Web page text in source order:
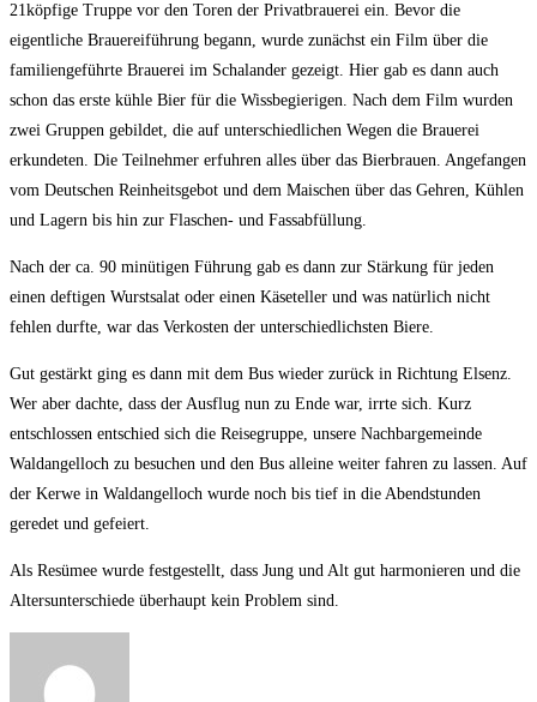
21köpfige Truppe vor den Toren der Privatbrauerei ein. Bevor die
eigentliche Brauereiführung begann, wurde zunächst ein Film über die
familiengeführte Brauerei im Schalander gezeigt. Hier gab es dann auch
schon das erste kühle Bier für die Wissbegierigen. Nach dem Film wurden
zwei Gruppen gebildet, die auf unterschiedlichen Wegen die Brauerei
erkundeten. Die Teilnehmer erfuhren alles über das Bierbrauen. Angefangen
vom Deutschen Reinheitsgebot und dem Maischen über das Gehren, Kühlen
und Lagern bis hin zur Flaschen- und Fassabfüllung.
Nach der ca. 90 minütigen Führung gab es dann zur Stärkung für jeden
einen deftigen Wurstsalat oder einen Käseteller und was natürlich nicht
fehlen durfte, war das Verkosten der unterschiedlichsten Biere.
Gut gestärkt ging es dann mit dem Bus wieder zurück in Richtung Elsenz.
Wer aber dachte, dass der Ausflug nun zu Ende war, irrte sich. Kurz
entschlossen entschied sich die Reisegruppe, unsere Nachbargemeinde
Waldangelloch zu besuchen und den Bus alleine weiter fahren zu lassen. Auf
der Kerwe in Waldangelloch wurde noch bis tief in die Abendstunden
geredet und gefeiert.
Als Resümee wurde festgestellt, dass Jung und Alt gut harmonieren und die
Altersunterschiede überhaupt kein Problem sind.